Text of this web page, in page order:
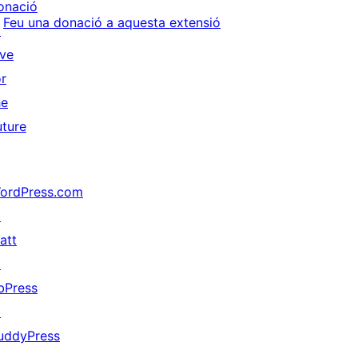
Feu una donació a aquesta extensió